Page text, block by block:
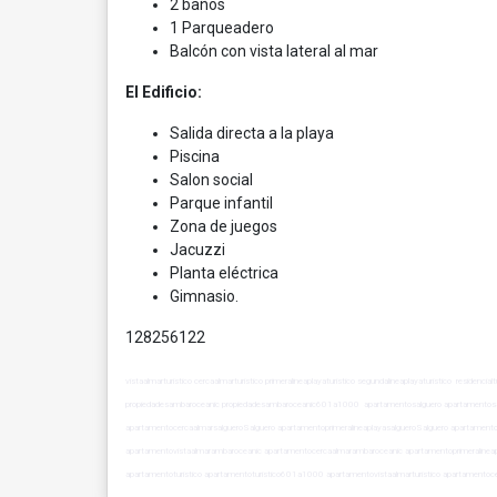
2 baños
1 Parqueadero
Balcón con vista lateral al mar
El Edificio:
Salida directa a la playa
Piscina
Salon social
Parque infantil
Zona de juegos
Jacuzzi
Planta eléctrica
Gimnasio.
128256122